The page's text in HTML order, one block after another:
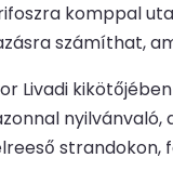
komppal
számíthat,
Livadi
strandokon,